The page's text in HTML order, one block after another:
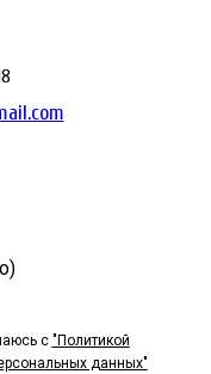
с "Политикой
данных"